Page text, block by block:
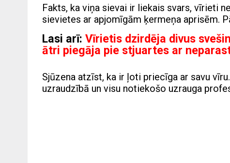
Fakts, ka viņa sievai ir liekais svars, vīrieti
sievietes ar apjomīgām ķermeņa aprisēm.
Lasi arī: Vīrietis dzirdēja divus
ātri piegāja pie stjuartes ar
Sjūzena atzīst, ka ir ļoti priecīga ar savu
uzraudzībā un visu notiekošo uzrauga